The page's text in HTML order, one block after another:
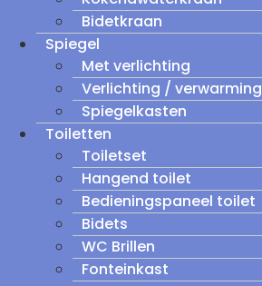
Bidetkraan
Spiegel
Met verlichting
Verlichting / verwarming
Spiegelkasten
Toiletten
Toiletset
Hangend toilet
Bedieningspaneel toilet
Bidets
WC Brillen
Fonteinkast